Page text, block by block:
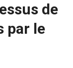
de
par le